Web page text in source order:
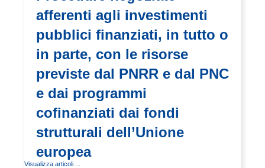
afferenti agli investimenti
pubblici finanziati, in tutto o
in parte, con le risorse
previste dal PNRR e dal PNC
e dai programmi
cofinanziati dai fondi
strutturali dell’Unione
europea
Visualizza articoli ...